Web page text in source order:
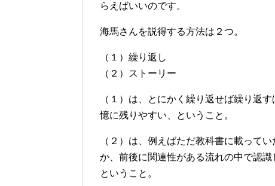
らえばいいのです。
海馬さんを説得する方法は２つ。
（１）繰り返し
（２）ストーリー
（１）は、とにかく繰り返せば繰り返
憶に残りやすい、ということ。
（２）は、例えばただ教科書に載って
か、前後に関連性がある流れの中で認
ということ。